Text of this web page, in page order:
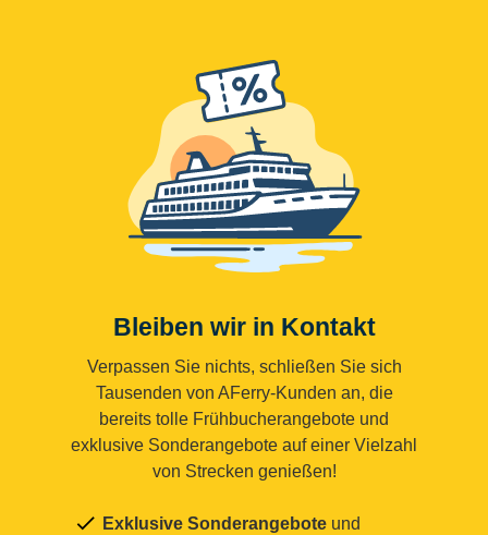
Bleiben wir in Kontakt
Verpassen Sie nichts, schließen Sie sich
Tausenden von AFerry-Kunden an, die
bereits tolle Frühbucherangebote und
exklusive Sonderangebote auf einer Vielzahl
von Strecken genießen!
Exklusive Sonderangebote und